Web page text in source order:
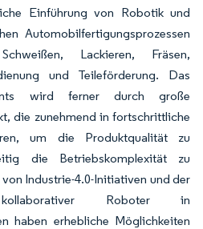
Einführung von Robotik und
Automobilfertigungsprozessen
Lackieren, Fräsen,
und Teileförderung. Das
wird ferner durch große
die zunehmend in fortschrittliche
um die Produktqualität zu
die Betriebskomplexität zu
Industrie-4.0-Initiativen und der
Roboter in
haben erhebliche Möglichkeiten